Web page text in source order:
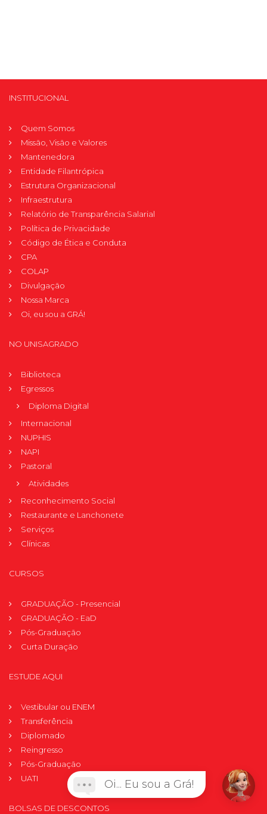
INSTITUCIONAL
Quem Somos
Missão, Visão e Valores
Mantenedora
Entidade Filantrópica
Estrutura Organizacional
Infraestrutura
Relatório de Transparência Salarial
Política de Privacidade
Código de Ética e Conduta
CPA
COLAP
Divulgação
Nossa Marca
Oi, eu sou a GRÁ!
NO UNISAGRADO
Biblioteca
Egressos
Diploma Digital
Internacional
NUPHIS
NAPI
Pastoral
Atividades
Reconhecimento Social
Restaurante e Lanchonete
Serviços
Clínicas
CURSOS
GRADUAÇÃO - Presencial
GRADUAÇÃO - EaD
Pós-Graduação
Curta Duração
ESTUDE AQUI
Vestibular ou ENEM
Transferência
Diplomado
Reingresso
Pós-Graduação
UATI
BOLSAS DE DESCONTOS
Oi... Eu sou a Grá!